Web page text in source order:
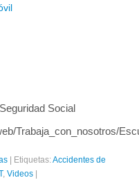
Social
Trabaja_con_nosotros/
| Etiquetas:Accidentes de
, Videos |